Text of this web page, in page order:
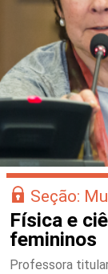
Seção:
Física e
femininos
Professora